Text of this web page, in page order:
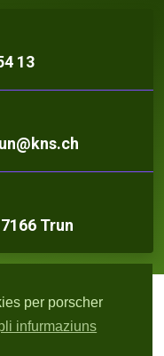
per porscher
infurmaziuns
13
Trun
rute4.ch - Roger